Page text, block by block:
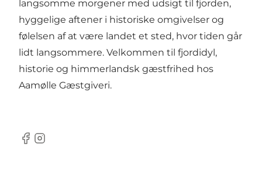
langsomme morgener med udsigt til fjorden,
hyggelige aftener i historiske omgivelser og
følelsen af at være landet et sted, hvor tiden går
lidt langsommere. Velkommen til fjordidyl,
historie og himmerlandsk gæstfrihed hos
Aamølle Gæstgiveri.
Facebook
Instagram